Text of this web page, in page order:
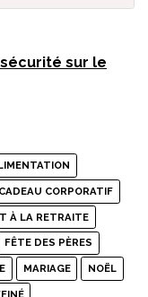
sur le
CADEAU CORPORATIF
À LA RETRAITE
FÊTE DES PÈRES
MARIAGE NOËL